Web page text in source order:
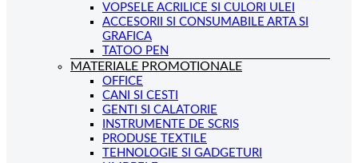
VOPSELE ACRILICE SI CULORI ULEI
ACCESORII SI CONSUMABILE ARTA SI
GRAFICA
TATOO PEN
MATERIALE PROMOTIONALE
OFFICE
CANI SI CESTI
GENTI SI CALATORIE
INSTRUMENTE DE SCRIS
PRODUSE TEXTILE
TEHNOLOGIE SI GADGETURI